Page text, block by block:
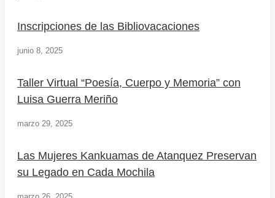
Inscripciones de las Bibliovacaciones
junio 8, 2025
Taller Virtual “Poesía, Cuerpo y Memoria” con
Luisa Guerra Meriño
marzo 29, 2025
Las Mujeres Kankuamas de Atanquez Preservan
su Legado en Cada Mochila